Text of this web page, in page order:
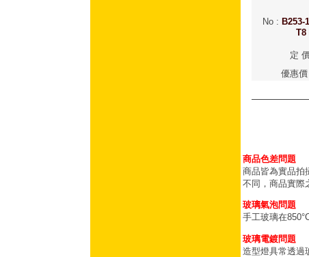
No: B253-
T8
定
優惠價
商品色差問題
商品皆為實品拍
不同，商品實際
玻璃氣泡問題
手工玻璃在
玻璃電鍍問題
造型燈具常透過